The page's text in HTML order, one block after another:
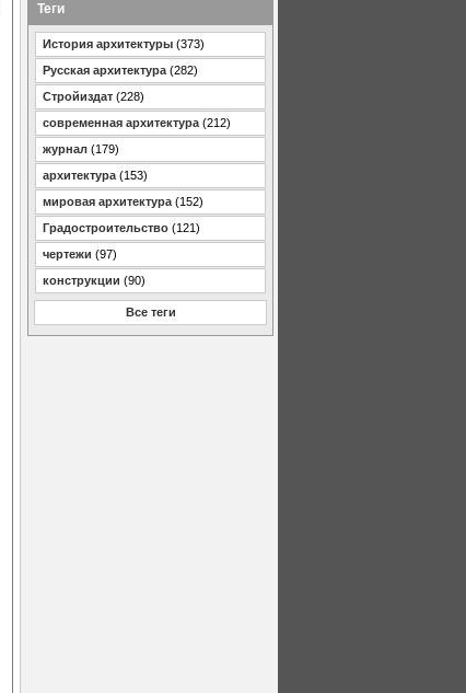
Теги
История архитектуры (373)
Русская архитектура (282)
Стройиздат (228)
современная архитектура (212)
журнал (179)
архитектура (153)
мировая архитектура (152)
Градостроительство (121)
чертежи (97)
конструкции (90)
Все теги